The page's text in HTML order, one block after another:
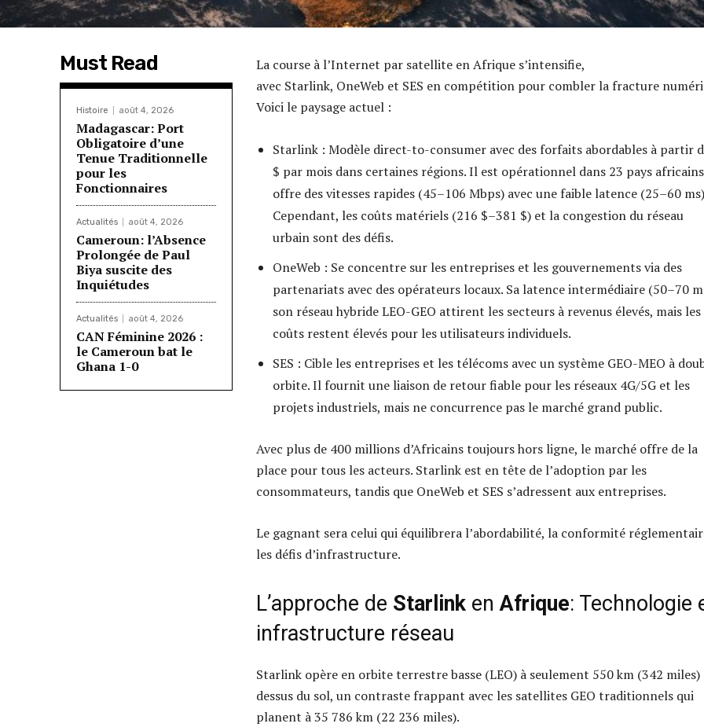
Must Read
Histoire août 4, 2026
Madagascar: Port
Obligatoire d’une
Tenue Traditionnelle
pour les
Fonctionnaires
Actualités août 4, 2026
Cameroun: l’Absence
Prolongée de Paul
Biya suscite des
Inquiétudes
Actualités août 4, 2026
CAN Féminine 2026 :
le Cameroun bat le
Ghana 1-0
La course à l’Internet par satellite en Afrique s’intensifie,
avec Starlink, OneWeb et SES en compétition pour combler la fracture
Voici le paysage actuel :
Starlink : Modèle direct-to-consumer avec des forfaits abordables à partir
$ par mois dans certaines régions. Il est opérationnel dans 23 pays
offre des vitesses rapides (45–106 Mbps) avec une faible latence (25–60
Cependant, les coûts matériels (216 $–381 $) et la congestion du réseau
urbain sont des défis.
OneWeb : Se concentre sur les entreprises et les gouvernements via des
partenariats avec des opérateurs locaux. Sa latence intermédiaire (50–70
son réseau hybride LEO-GEO attirent les secteurs à revenus élevés, mais les
coûts restent élevés pour les utilisateurs individuels.
SES : Cible les entreprises et les télécoms avec un système GEO-MEO à
orbite. Il fournit une liaison de retour fiable pour les réseaux 4G/5G et les
projets industriels, mais ne concurrence pas le marché grand public.
Avec plus de 400 millions d’Africains toujours hors ligne, le marché offre de la
place pour tous les acteurs. Starlink est en tête de l’adoption par les
consommateurs, tandis que OneWeb et SES s’adressent aux entreprises.
Le gagnant sera celui qui équilibrera l’abordabilité, la conformité
les défis d’infrastructure.
L’approche de Starlink enAfrique: Technologie
infrastructure réseau
Starlink opère en orbite terrestre basse (LEO) à seulement 550 km (342 miles)
dessus du sol, un contraste frappant avec les satellites GEO traditionnels qui
planent à 35 786 km (22 236 miles).